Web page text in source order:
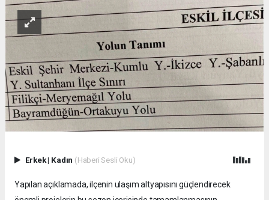
Erkek| Kadın (Haberi Sesli Oku)
Yapılan açıklamada, ilçenin ulaşım altyapısını güçlendirecek